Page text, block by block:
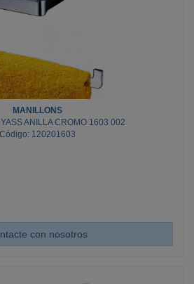
MANILLONS
ANILLA CROMO 1603 002
Código: 120201603
con nosotros